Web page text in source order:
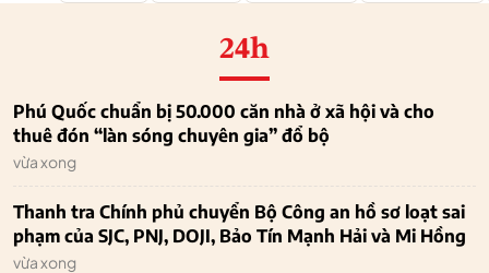
24h
Phú Quốc chuẩn bị 50.000 căn nhà ở xã hội và cho
thuê đón “làn sóng chuyên gia” đổ bộ
vừa xong
Thanh tra Chính phủ chuyển Bộ Công an hồ sơ loạt sai
phạm của SJC, PNJ, DOJI, Bảo Tín Mạnh Hải và Mi Hồng
vừa xong